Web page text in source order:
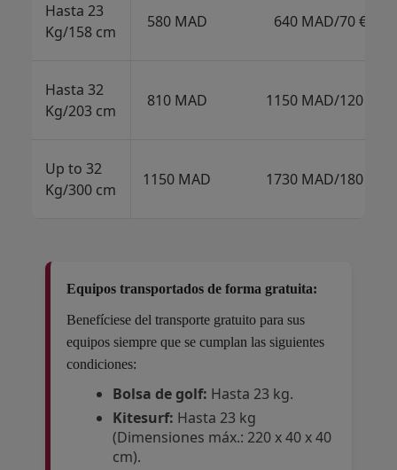
Hasta 23
Kg/158 cm
580 MAD 640 MAD/70 €
Hasta 32
Kg/203 cm
810 MAD 1150 MAD/120 €
Up to 32
Kg/300 cm
1150 MAD 1730 MAD/180 €
Equipos transportados de forma gratuita:
Benefíciese del transporte gratuito para sus
equipos siempre que se cumplan las siguientes
condiciones:
Bolsa de golf: Hasta 23 kg.
Kitesurf: Hasta 23 kg
(Dimensiones máx.: 220 x 40 x 40
cm).